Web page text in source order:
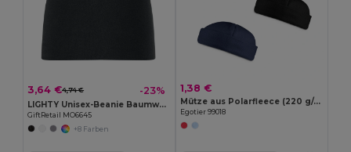
3,64 €4,74 € -23%
LIGHTY Unisex-Beanie Baumwolle
GiftRetail MO6645
+8 Farben
1,38 €
Mütze aus Polarfleece (220 g/m²)
Egotier 99018